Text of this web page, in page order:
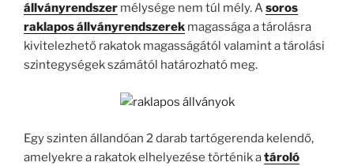
állványrendszer mélysége nem túl mély. Asoros
raklapos állványrendszerek magassága a tárolásra
kivitelezhető rakatok magasságától valamint a tárolási
szintegységek számától határozható meg.
Egy szinten állandóan 2 darab tartógerenda kelendő,
amelyekre a rakatok elhelyezése történik atároló